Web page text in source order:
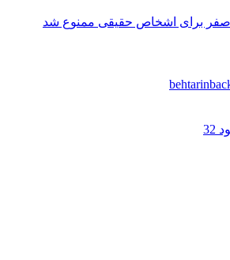
برای اشخاص حقیقی ممنوع شد